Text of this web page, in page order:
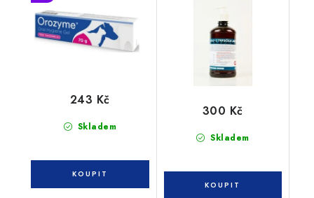
Skladem
243 Kč
Skladem
300 Kč